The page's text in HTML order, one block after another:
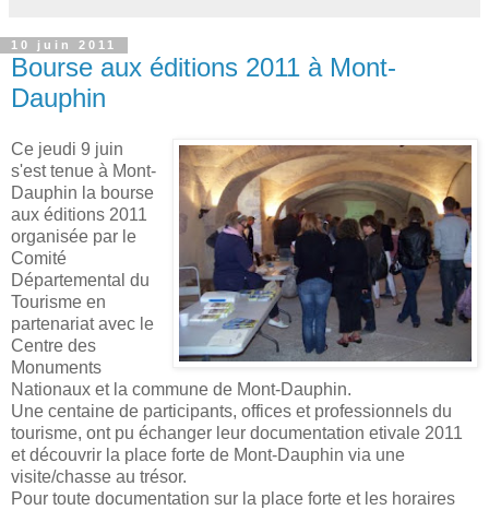
10 juin 2011
Bourse aux éditions 2011 à Mont-
Dauphin
Ce jeudi 9 juin
s'est tenue à Mont-
Dauphin la bourse
aux éditions 2011
organisée par le
Comité
Départemental du
Tourisme en
partenariat avec le
Centre des
Monuments
Nationaux et la commune de Mont-Dauphin.
Une centaine de participants, offices et professionnels du
tourisme, ont pu échanger leur documentation etivale 2011
et découvrir la place forte de Mont-Dauphin via une
visite/chasse au trésor.
Pour toute documentation sur la place forte et les horaires